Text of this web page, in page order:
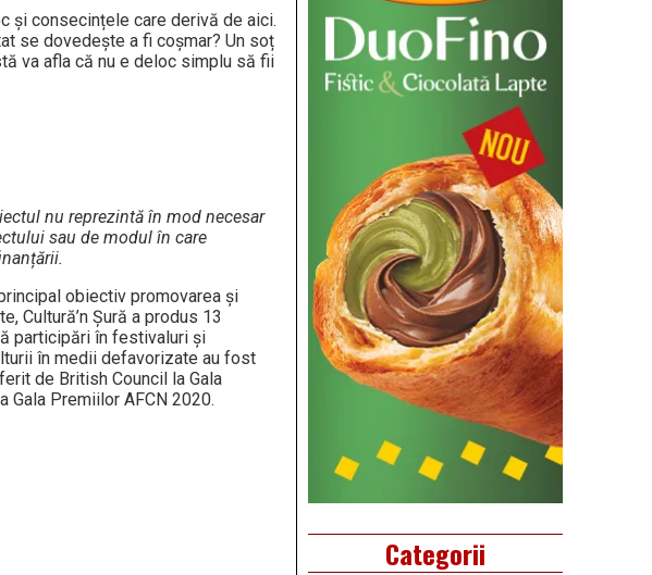
și consecințele care derivă de aici.
se dovedește a fi coșmar? Un soț
va afla că nu e deloc simplu să fii
nu reprezintă în mod necesar
sau de modul în care
obiectiv promovarea și
Cultură’n Șură a produs 13
participări în festivaluri și
în medii defavorizate au fost
de British Council la Gala
Gala Premiilor AFCN 2020.
Categorii